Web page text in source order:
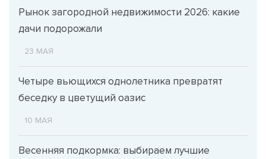
Рынок загородной недвижимости 2026: какие
дачи подорожали
23 МАЯ
Четыре вьющихся однолетника превратят
беседку в цветущий оазис
10 МАЯ
Весенняя подкормка: выбираем лучшие